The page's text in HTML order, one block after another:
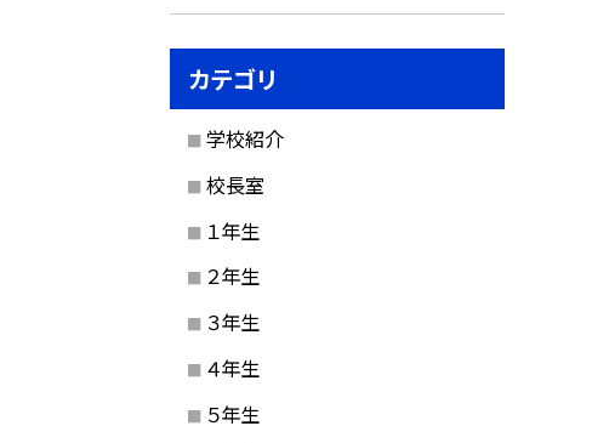
カテゴリ
学校紹介
校長室
１年生
２年生
３年生
４年生
５年生